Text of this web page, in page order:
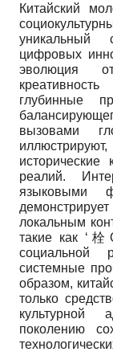
Китайский
уникальный
цифровых
эволюция
глубинные
вызовами
реалий.
языковыми
локальным
такие как ‘栓
социальной
системные
образом,
только
культурной
поколению